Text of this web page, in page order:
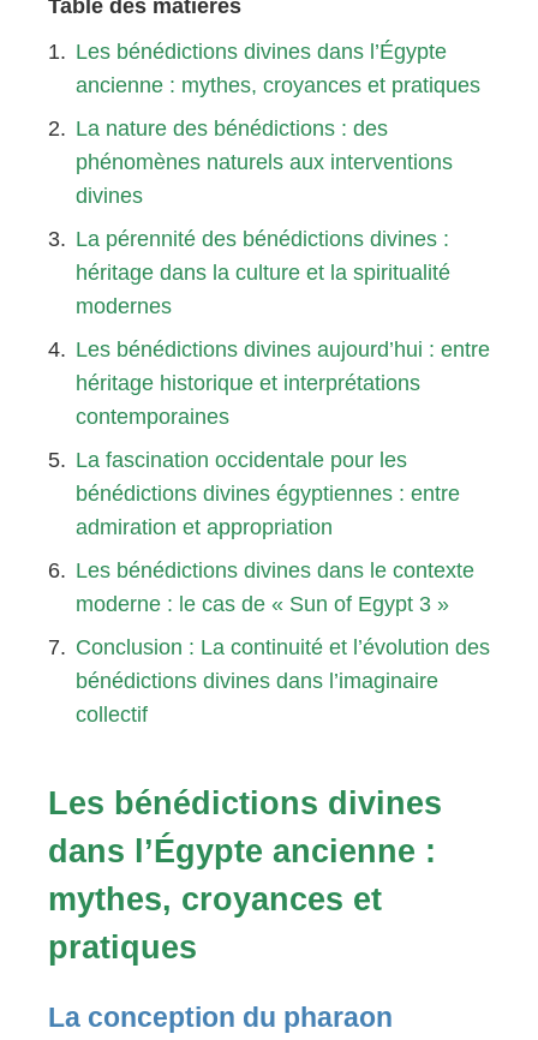
Table des matières
Les bénédictions divines dans l’Égypte
ancienne : mythes, croyances et pratiques
La nature des bénédictions : des
phénomènes naturels aux interventions
divines
La pérennité des bénédictions divines :
héritage dans la culture et la spiritualité
modernes
Les bénédictions divines aujourd’hui : entre
héritage historique et interprétations
contemporaines
La fascination occidentale pour les
bénédictions divines égyptiennes : entre
admiration et appropriation
Les bénédictions divines dans le contexte
moderne : le cas de « Sun of Egypt 3 »
Conclusion : La continuité et l’évolution des
bénédictions divines dans l’imaginaire
collectif
Les bénédictions divines
dans l’Égypte ancienne :
mythes, croyances et
pratiques
La conception du pharaon